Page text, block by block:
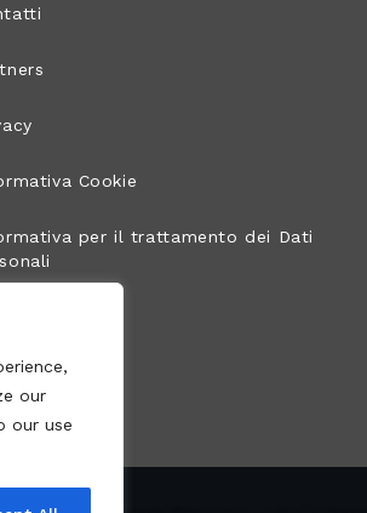
our
our use
Cookie
per il trattamento dei Dati
del sito